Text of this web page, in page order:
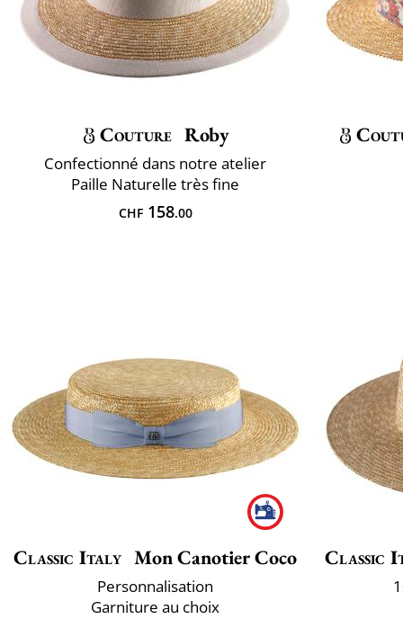
Couture Roby
Confectionné dans notre atelier
Paille Naturelle très fine
CHF158.00
Classic Italy Mon Canotier Coco
Personnalisation
Garniture au choix
Classic